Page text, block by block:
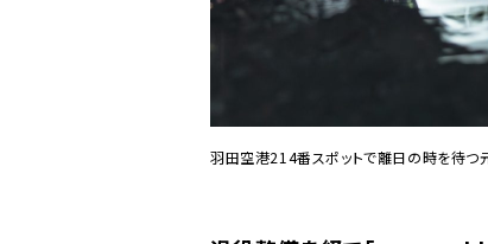
羽田空港214番スポットで離日の時を待つ